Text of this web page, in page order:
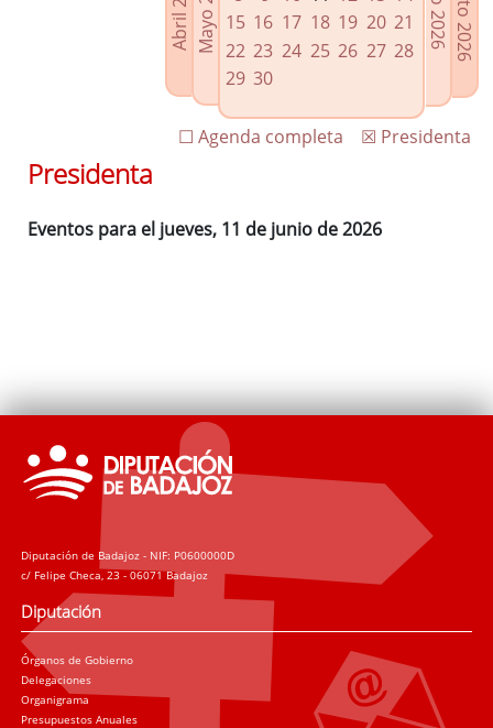
Agenda de Presidencia
Plenos provinciales y Juntas de gobierno
Oficina de Proyectos Europeos
15 16 17 18 19 20 21
22 23 24 25 26 27 28
29 30
☒ Presidenta
☐ Agenda completa
Presidenta
Eventos para el jueves, 11 de junio de 2026
Diputación de Badajoz - NIF: P0600000D
c/ Felipe Checa, 23 - 06071 Badajoz
Diputación
Órganos de Gobierno
Delegaciones
Organigrama
Presupuestos Anuales